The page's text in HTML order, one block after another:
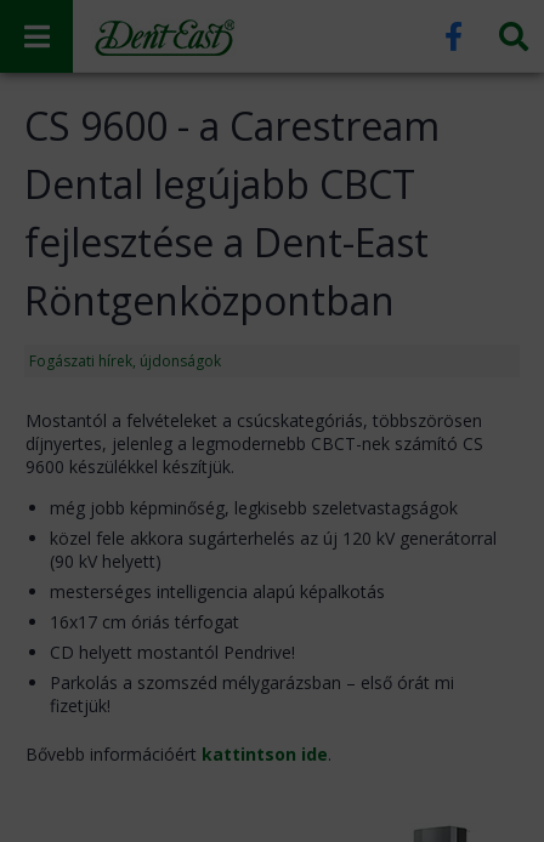
CS 9600 - a Carestream
Dental legújabb CBCT
fejlesztése a Dent-East
Röntgenközpontban
Fogászati hírek, újdonságok
Mostantól a felvételeket a csúcskategóriás, többszörösen
díjnyertes, jelenleg a legmodernebb CBCT-nek számító CS
9600 készülékkel készítjük.
még jobb képminőség, legkisebb szeletvastagságok
közel fele akkora sugárterhelés az új 120 kV generátorral
(90 kV helyett)
mesterséges intelligencia alapú képalkotás
16x17 cm óriás térfogat
CD helyett mostantól Pendrive!
Parkolás a szomszéd mélygarázsban – első órát mi
fizetjük!
Bővebb információért kattintson ide.